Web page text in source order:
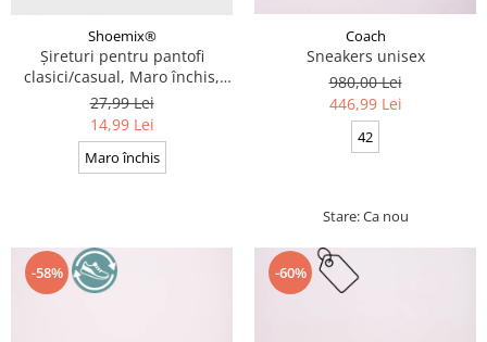
Shoemix®
Șireturi pentru pantofi
clasici/casual, Maro închis,
Cerate, Calitate premium, 110
cm x 0.3 cm
27,99 Lei
14,99 Lei
Maro închis
Coach
Sneakers unisex
980,00 Lei
446,99 Lei
42
Stare: Ca nou
-58% -60%